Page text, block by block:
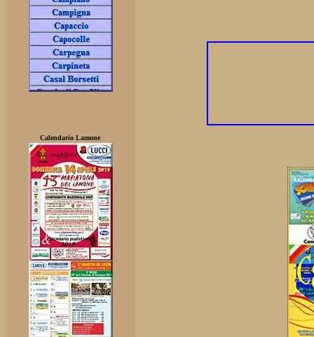
Calendario Lamone